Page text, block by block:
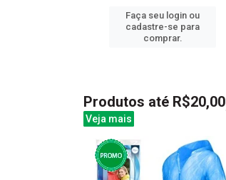
Faça seu login ou
cadastre-se para
comprar.
Produtos até R$20,00
Veja mais